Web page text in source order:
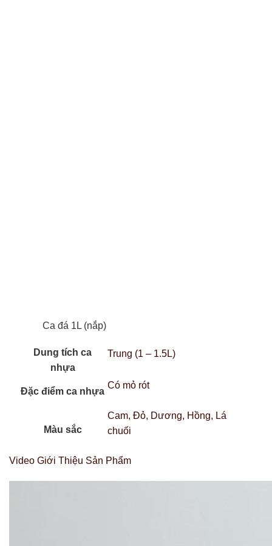
Ca đá 1L (nắp)
Dung tích ca
nhựa
Trung (1 – 1.5L)
Đặc điểm ca nhựa
Có mỏ rót
Màu sắc
Cam, Đỏ, Dương, Hồng, Lá
chuối
Video Giới Thiệu Sản Phẩm